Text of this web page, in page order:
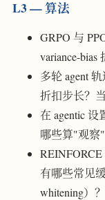
L3 — 算法
GRPO 与
variance-bias
多轮 agent
折扣步长？
在 agentic 设
哪些算"观察
有哪些常见
whitening）？